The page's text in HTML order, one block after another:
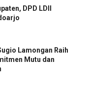
DPD LDII
Lamongan Raih
Mutu dan